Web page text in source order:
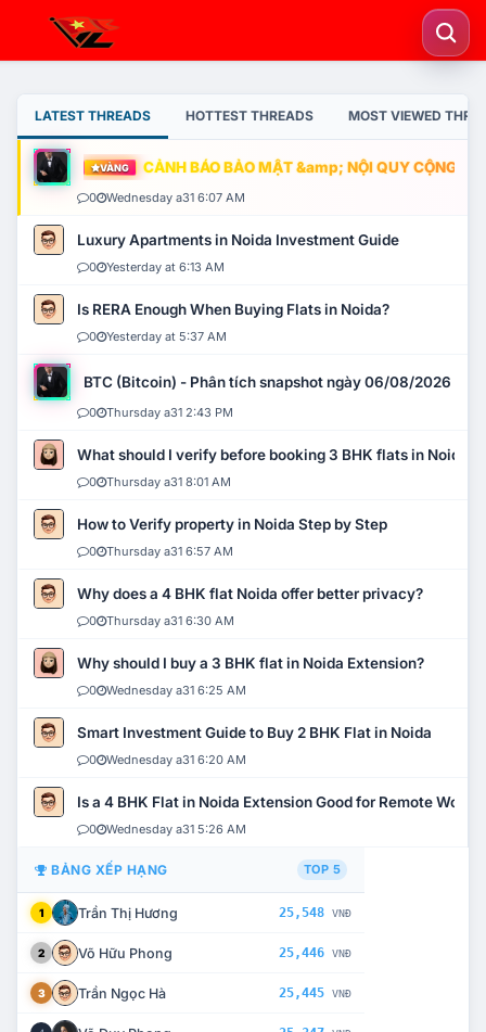
LATEST THREADS HOTTEST THREADS MOST VIEWED
VÀNG CẢNH BÁO BẢO MẬT &amp; NỘI QUY CỘNG
0 Wednesday a31 6:07 AM
Luxury Apartments in Noida Investment Guide
0 Yesterday at 6:13 AM
Is RERA Enough When Buying Flats in Noida?
0 Yesterday at 5:37 AM
BTC (Bitcoin) - Phân tích snapshot ngày 06/08/2026
0 Thursday a31 2:43 PM
What should I verify before booking 3 BHK flats in Noida?
0 Thursday a31 8:01 AM
How to Verify property in Noida Step by Step
0 Thursday a31 6:57 AM
Why does a 4 BHK flat Noida offer better privacy?
0 Thursday a31 6:30 AM
Why should I buy a 3 BHK flat in Noida Extension?
0 Wednesday a31 6:25 AM
Smart Investment Guide to Buy 2 BHK Flat in Noida
0 Wednesday a31 6:20 AM
Is a 4 BHK Flat in Noida Extension Good for Remote Work?
0 Wednesday a31 5:26 AM
BẢNG XẾP HẠNG TOP 5
1 Trần Thị Hương 25,548 VNĐ
2 Võ Hữu Phong 25,446 VNĐ
3 Trần Ngọc Hà 25,445 VNĐ